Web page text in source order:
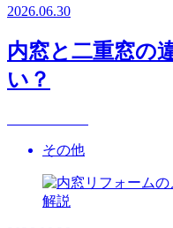
2026.06.30
内窓と二重窓の
い？
その他